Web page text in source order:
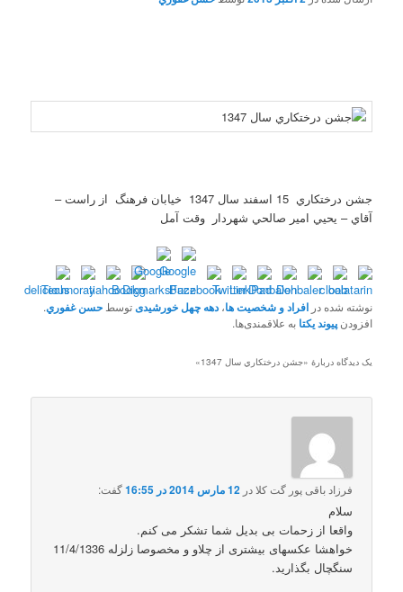
جشن درختکاري 15 اسفند سال 1347 خيابان فرهنگ از راست –
آقاي – يحيي امير صالحي شهردار وقت آمل
نوشته شده درافراد و شخصیت ها،دهه چهل خورشیدیتوسطحسن غفوري.
افزودنپیوند یکتا به علاقمندی‌ها.
یک دیدگاه دربارهٔ «جشن درختکاري سال 1347 »
فرزاد باقی پور گت کلادر12 مارس 2014 در 16:55 گفت:
سلام
واقعا از زحمات بی بدیل شما تشکر می کنم.
خواهشا عکسهای بیشتری از چلاو و مخصوصا زلزله 11/4/1336
سنگچال بگذارید.